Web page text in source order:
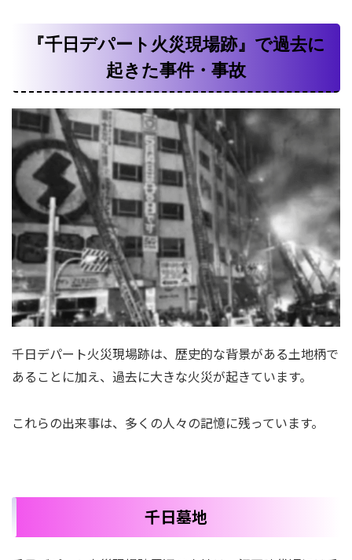
『千日デパート火災現場跡』で過去に
起きた事件・事故
千日デパート火災現場跡は、歴史的な背景がある土地柄で
あることに加え、過去に大きな火災が起きています。
これらの出来事は、多くの人々の記憶に残っています。
千日墓地